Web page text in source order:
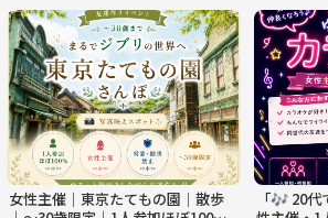
女性主催｜東京たてもの園｜散歩
「🎶 20